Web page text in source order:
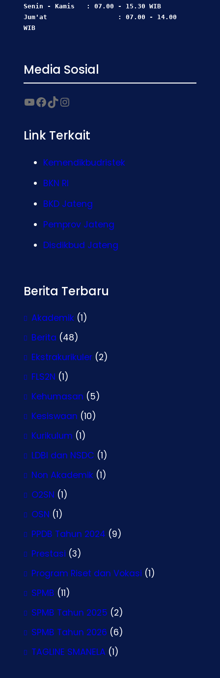
Senin - Kamis   : 07.00 - 15.30 WIB
Jum'at                  : 07.00 - 14.00
WIB
Media Sosial
YouTube Facebook TikTok Instagram
Link Terkait
Kemendikbudristek
BKN RI
BKD Jateng
Pemprov Jateng
Disdikbud Jateng
Berita Terbaru
Akademik (1)
Berita (48)
Ekstrakurikuler (2)
FLS2N (1)
Kehumasan (5)
Kesiswaan (10)
Kurikulum (1)
LDBI dan NSDC (1)
Non Akademik (1)
O2SN (1)
OSN (1)
PPDB Tahun 2024 (9)
Prestasi (3)
Program Riset dan Vokasi (1)
SPMB (11)
SPMB Tahun 2025 (2)
SPMB Tahun 2026 (6)
TAGLINE SMANELA (1)